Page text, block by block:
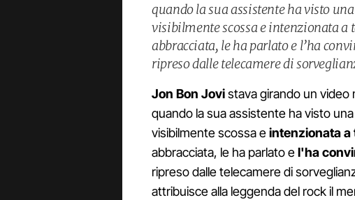
quando la sua assistente ha visto
visibilmente scossa e intenzionata a
abbracciata, le ha parlato e l’ha
ripreso dalle telecamere di
Jon Bon Jovistava girando un video
quando la sua assistente ha visto
visibilmente scossa eintenzionata a
abbracciata, le ha parlato el'ha
ripreso dalle telecamere di
attribuisce alla leggenda del rock il